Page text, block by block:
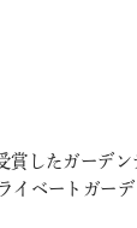
したガーデン
イベートガー